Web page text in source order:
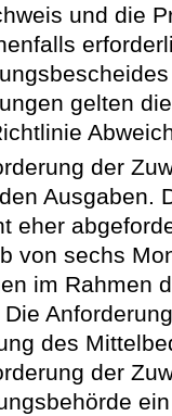
und die
gelten
der
Ausgaben.
eher
von sechs
im Rahmen
des
der